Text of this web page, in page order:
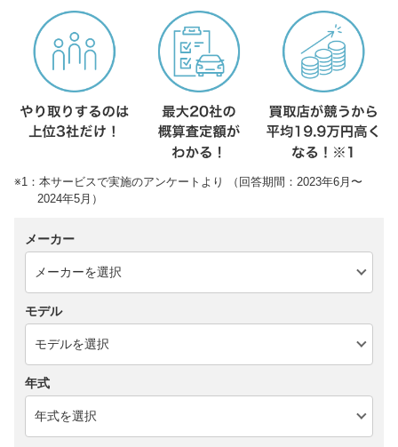
※1：本サービスで実施のアンケートより （回答期間：2023年6月〜
2024年5月）
メーカー
モデル
年式